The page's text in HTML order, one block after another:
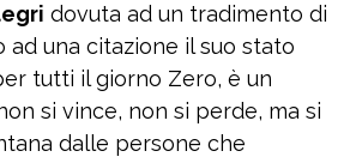
dovuta ad un tradimento di
ad una citazione il suo stato
tutti il giorno Zero, è un
si vince, non si perde, ma si
dalle persone che